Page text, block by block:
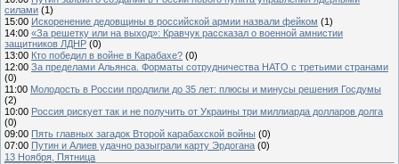
силами (1)
15:00 Искоренение дедовщины в российской армии назвали фейком (1)
14:00 «За решетку или на выход»: Кравчук рассказал о военной амнистии
защитников ЛДНР (0)
13:00 Кто победил в войне в Карабахе? (0)
12:00 За пределами Альянса. Форматы сотрудничества НАТО с третьими странами
(0)
11:00 Молодость в России продлили до 35 лет: плюсы и минусы решения Госдумы
(2)
10:00 Россия рискует так и не получить от Украины три миллиарда долларов долга
(0)
09:00 Пять главных загадок Второй карабахской войны (0)
07:00 Путин и Алиев удачно разыграли карту Эрдогана (0)
13 Ноября, Пятница